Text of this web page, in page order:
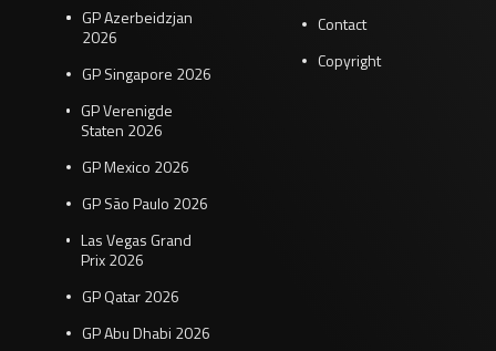
GP Azerbeidzjan
2026
GP Singapore 2026
GP Verenigde
Staten 2026
GP Mexico 2026
GP São Paulo 2026
Las Vegas Grand
Prix 2026
GP Qatar 2026
GP Abu Dhabi 2026
Contact
Copyright